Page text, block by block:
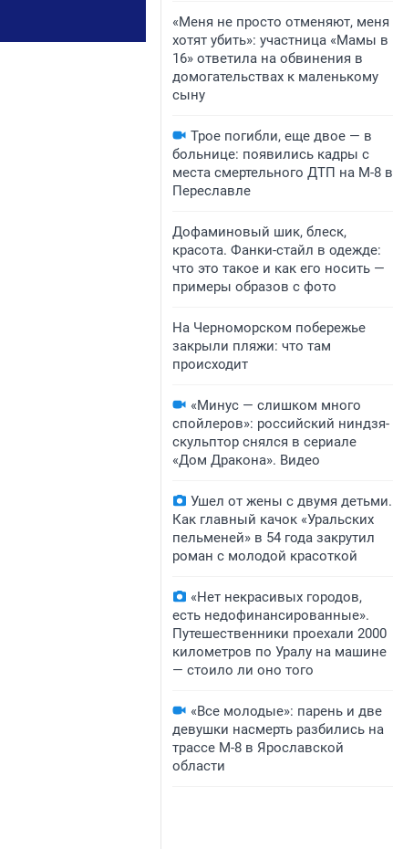
«Меня не просто отменяют, меня
хотят убить»: участница «Мамы в
16» ответила на обвинения в
домогательствах к маленькому
сыну
Трое погибли, еще двое — в
больнице: появились кадры с
места смертельного ДТП на М-8 в
Переславле
Дофаминовый шик, блеск,
красота. Фанки-стайл в одежде:
что это такое и как его носить —
примеры образов с фото
На Черноморском побережье
закрыли пляжи: что там
происходит
«Минус — слишком много
спойлеров»: российский ниндзя-
скульптор снялся в сериале
«Дом Дракона». Видео
Ушел от жены с двумя детьми.
Как главный качок «Уральских
пельменей» в 54 года закрутил
роман с молодой красоткой
«Нет некрасивых городов,
есть недофинансированные».
Путешественники проехали 2000
километров по Уралу на машине
— стоило ли оно того
«Все молодые»: парень и две
девушки насмерть разбились на
трассе М-8 в Ярославской
области